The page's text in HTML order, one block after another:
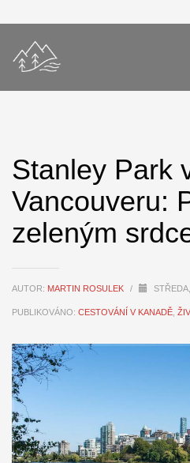
Stanley Park
Vancouveru:
zeleným
AUTOR: MARTIN ROSULEK /
PUBLIKOVÁNO: CESTOVÁNÍ V KANADĚ